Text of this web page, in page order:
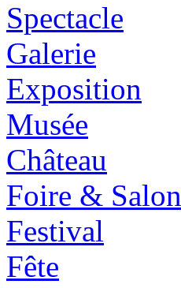
Spectacle
Galerie
Exposition
Musée
Château
Foire & Salon
Festival
Fête